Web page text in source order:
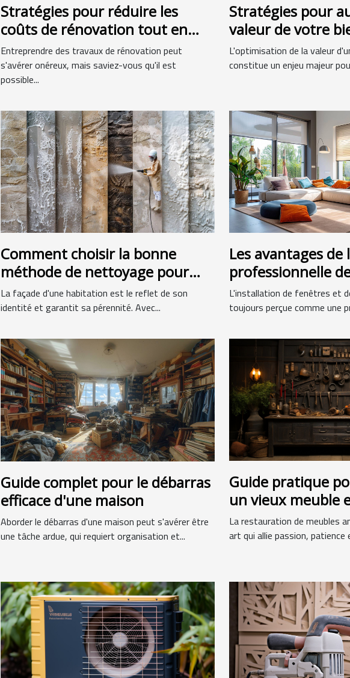
Stratégies pour réduire les
coûts de rénovation tout en
augmentant la valeur
immobilière
Entreprendre des travaux de rénovation peut
s'avérer onéreux, mais saviez-vous qu'il est
possible...
Stratégies pour
valeur de votre
vente
L'optimisation de la valeur
constitue un enjeu majeur
Comment choisir la bonne
méthode de nettoyage pour
votre façade
La façade d'une habitation est le reflet de son
identité et garantit sa pérennité. Avec...
Les avantages
professionnelle
stores
L'installation de fenêtres et
toujours perçue comme une
Guide complet pour le débarras
efficace d'une maison
Aborder le débarras d'une maison peut s'avérer être
une tâche ardue, qui requiert organisation et...
Guide pratique
un vieux meuble
La restauration de meubles
art qui allie passion, patience